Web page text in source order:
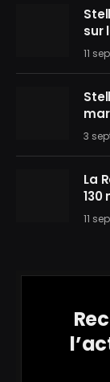
sur
11
3
La
130
11